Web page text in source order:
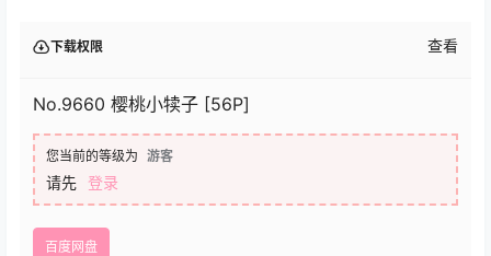
下载权限 查看
No.9660 樱桃小犊子 [56P]
您当前的等级为 游客
请先 登录
百度网盘